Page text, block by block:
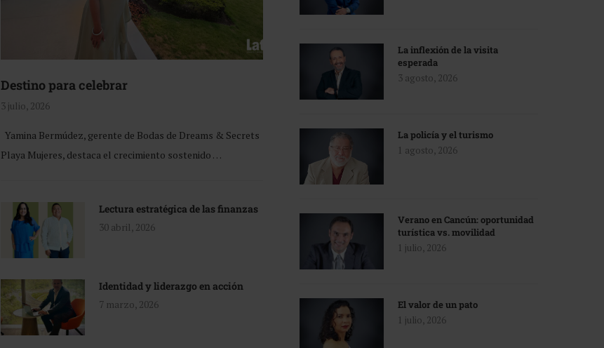
Destino para celebrar
3 julio, 2026
Yamina Bermúdez, gerente de Bodas de Dreams & Secrets
Playa Mujeres, destaca el crecimiento sostenido …
Lectura estratégica de las finanzas
30 abril, 2026
Identidad y liderazgo en acción
7 marzo, 2026
La inflexión de la visita
esperada
3 agosto, 2026
La policía y el turismo
1 agosto, 2026
Verano en Cancún: oportunidad
turística vs. movilidad
1 julio, 2026
El valor de un pato
1 julio, 2026